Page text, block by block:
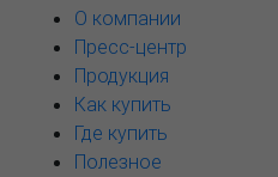
О компании
Пресс-центр
Продукция
Как купить
Где купить
Полезное